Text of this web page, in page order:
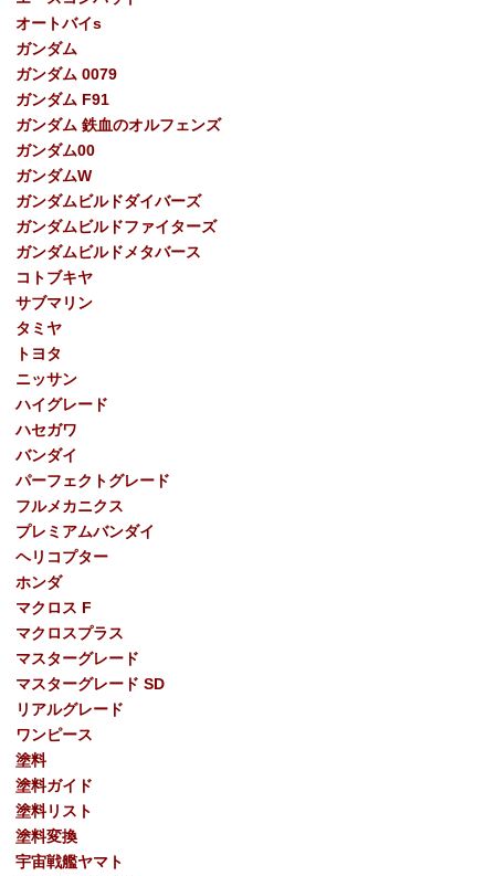
オートバイs
ガンダム
ガンダム 0079
ガンダム F91
ガンダム 鉄血のオルフェンズ
ガンダム00
ガンダムW
ガンダムビルドダイバーズ
ガンダムビルドファイターズ
ガンダムビルドメタバース
コトブキヤ
サブマリン
タミヤ
トヨタ
ニッサン
ハイグレード
ハセガワ
バンダイ
パーフェクトグレード
フルメカニクス
プレミアムバンダイ
ヘリコプター
ホンダ
マクロス F
マクロスプラス
マスターグレード
マスターグレード SD
リアルグレード
ワンピース
塗料
塗料ガイド
塗料リスト
塗料変換
宇宙戦艦ヤマト